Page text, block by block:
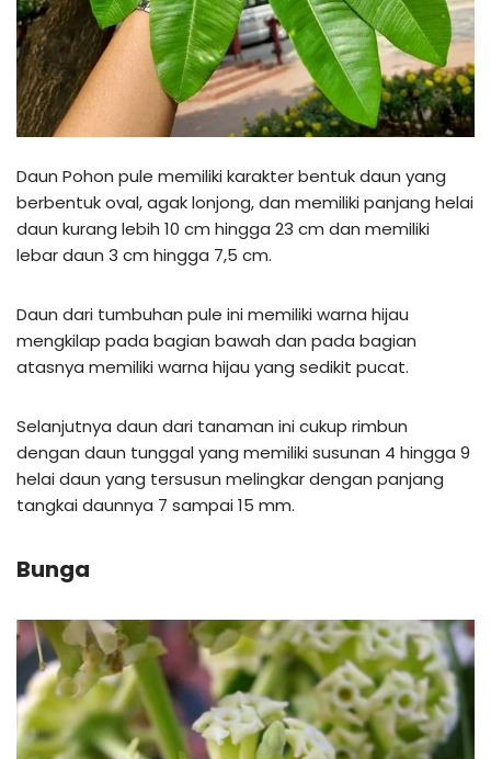
Daun Pohon pule memiliki karakter bentuk daun yang
berbentuk oval, agak lonjong, dan memiliki panjang helai
daun kurang lebih 10 cm hingga 23 cm dan memiliki
lebar daun 3 cm hingga 7,5 cm.
Daun dari tumbuhan pule ini memiliki warna hijau
mengkilap pada bagian bawah dan pada bagian
atasnya memiliki warna hijau yang sedikit pucat.
Selanjutnya daun dari tanaman ini cukup rimbun
dengan daun tunggal yang memiliki susunan 4 hingga 9
helai daun yang tersusun melingkar dengan panjang
tangkai daunnya 7 sampai 15 mm.
Bunga